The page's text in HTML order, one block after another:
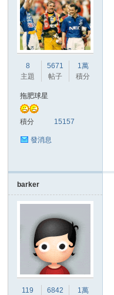
8
主題
5671
帖子
1萬
積分
拖肥球星
積分 15157
發消息
barker
119
6842
1萬